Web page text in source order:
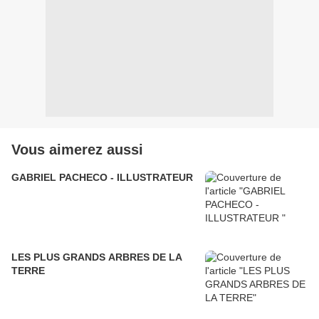
Vous aimerez aussi
GABRIEL PACHECO - ILLUSTRATEUR
LES PLUS GRANDS ARBRES DE LA
TERRE